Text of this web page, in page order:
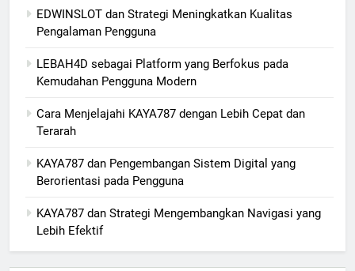
EDWINSLOT dan Strategi Meningkatkan Kualitas
Pengalaman Pengguna
LEBAH4D sebagai Platform yang Berfokus pada
Kemudahan Pengguna Modern
Cara Menjelajahi KAYA787 dengan Lebih Cepat dan
Terarah
KAYA787 dan Pengembangan Sistem Digital yang
Berorientasi pada Pengguna
KAYA787 dan Strategi Mengembangkan Navigasi yang
Lebih Efektif